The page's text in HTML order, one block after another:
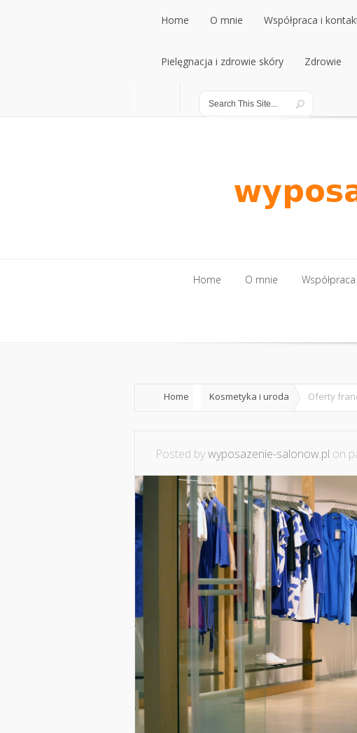
Home
Home
O mnie
O mnie
Współpraca i
Współpraca i kontakt
Pielęgnacja i zdrowie skóry
Pielęgnacja i zdrowie skóry
Zdrowie
Home O mnie
Home Kosmetyka i uroda Oferty
Posted bywyposazenie-salonow.pl on